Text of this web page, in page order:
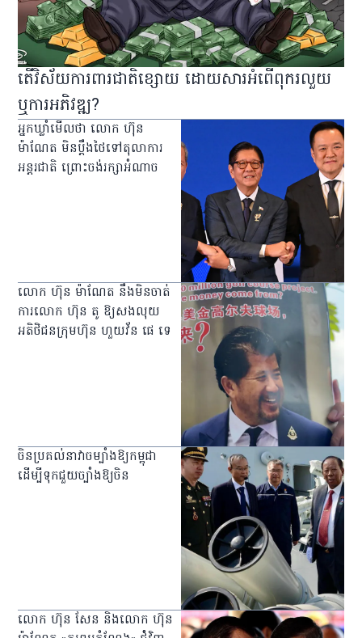
តើវិស័យការពារជាតិខ្សោយ ដោយសារអំពើពុករលួយ
ឬការអភិវឌ្ឍ?
អ្នកឃ្លាំមើលថា លោក ហ៊ុន
ម៉ាណែត មិនប្ដឹងថៃទៅតុលាការ
អន្តរជាតិ ព្រោះចង់រក្សាអំណាច
លោក ហ៊ុន ម៉ាណែត នឹងមិនចាត់
ការលោក ហ៊ុន តូ ឱ្យសងលុយ
អតិថិជនក្រុមហ៊ុន ហួយវ័ន ផេ ទេ
ចិនប្រគល់នាវាចម្បាំងឱ្យកម្ពុជា
ដើម្បីទុកជួយច្បាំងឱ្យចិន
លោក ហ៊ុន សែន និងលោក ហ៊ុន